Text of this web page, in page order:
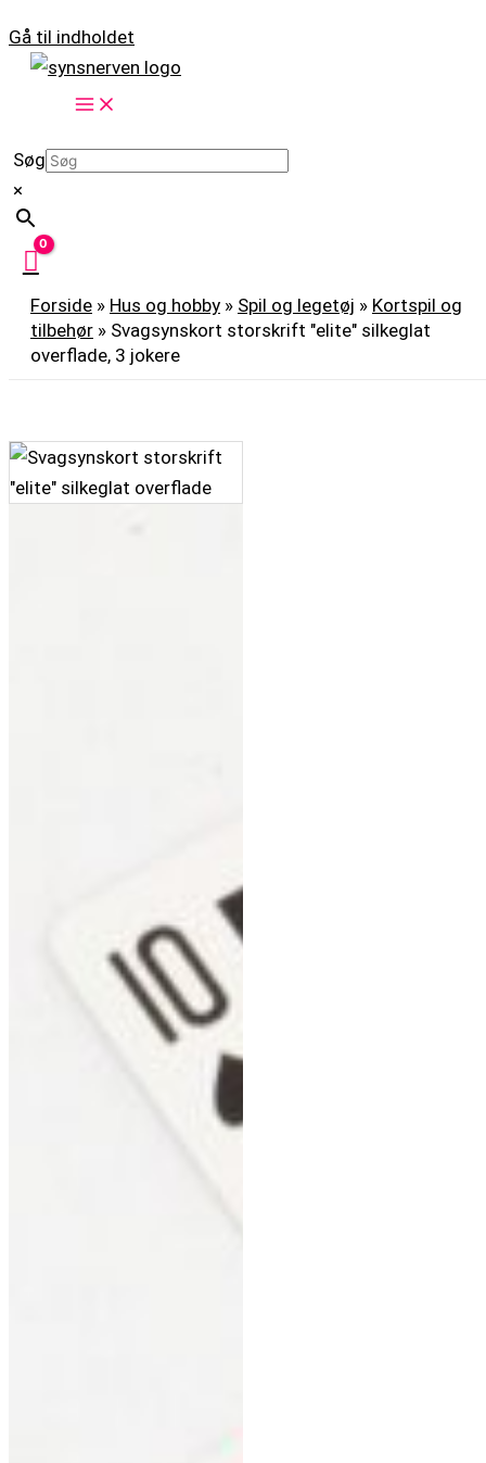
Gå til indholdet
Søg
×
Forside » Hus og hobby » Spil og legetøj » Kortspil og
tilbehør » Svagsynskort storskrift "elite" silkeglat
overflade, 3 jokere